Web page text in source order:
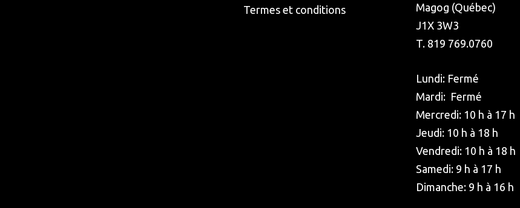
Termes et conditions
Magog (Québec)
J1X 3W3
T. 819 769.0760
Lundi: Fermé
Mardi: Fermé
Mercredi: 10 h à 17 h
Jeudi: 10 h à 18 h
Vendredi: 10 h à 18 h
Samedi: 9 h à 17 h
Dimanche: 9 h à 16 h